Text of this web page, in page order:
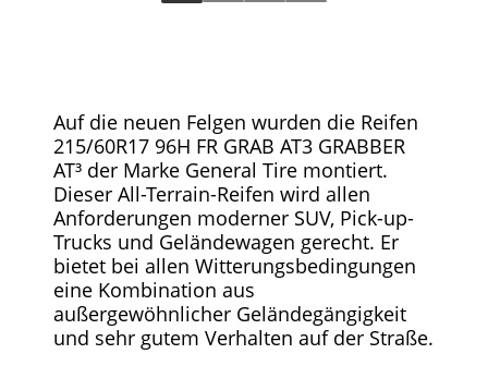
Auf die neuen Felgen wurden die Reifen
215/60R17 96H FR GRAB AT3 GRABBER
AT³ der Marke General Tire montiert.
Dieser All-Terrain-Reifen wird allen
Anforderungen moderner SUV, Pick-up-
Trucks und Geländewagen gerecht. Er
bietet bei allen Witterungsbedingungen
eine Kombination aus
außergewöhnlicher Geländegängigkeit
und sehr gutem Verhalten auf der Straße.